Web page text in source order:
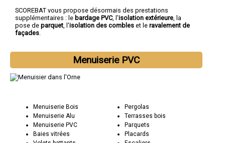
SCOREBAT vous propose désormais des prestations
supplémentaires : le bardage PVC, l'isolation extérieure, la
pose de parquet, l'isolation des combles et le ravalement de
façades.
Menuiserie PVC
Menuiserie Bois
Menuiserie Alu
Menuiserie PVC
Baies vitrées
Pergolas
Terrasses bois
Parquets
Placards